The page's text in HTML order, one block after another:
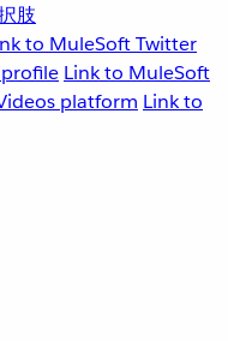
肢
to MuleSoft Twitter
Link to MuleSoft
platform Link to